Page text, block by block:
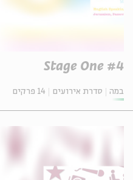
Stage One #4
במה סדרת אירועים 14 פרקים